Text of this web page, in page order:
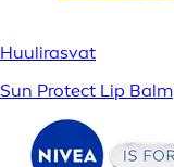
Huulirasvat
Sun Protect Lip Balm